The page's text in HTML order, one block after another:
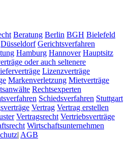
Beratung Berlin BGH Bielefeld
Düsseldorf Gerichtsverfahren
Hamburg Hannover Hauptsitz
oder auch seltenere
Lizenzverträge
Markenverletzung Mietverträge
Rechtsexperten
Schiedsverfahren Stuttgart
Vertrag Vertrag erstellen
Vertragsrecht Vertriebsverträge
Wirtschaftsunternehmen
| AGB